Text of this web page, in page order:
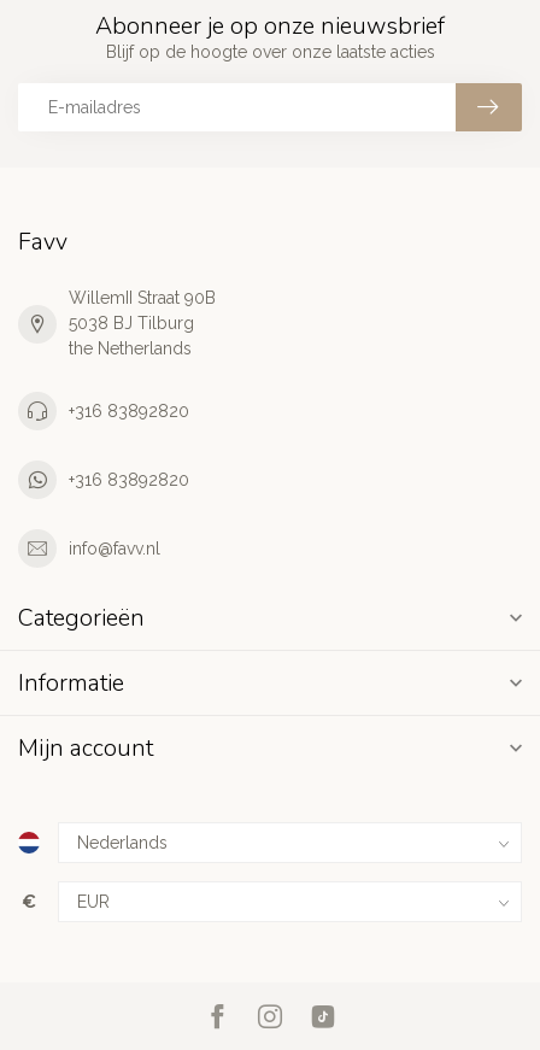
Abonneer je op onze nieuwsbrief
Blijf op de hoogte over onze laatste acties
Favv
WillemII Straat 90B
5038 BJ Tilburg
the Netherlands
+316 83892820
+316 83892820
info@favv.nl
Categorieën
Informatie
Mijn account
€